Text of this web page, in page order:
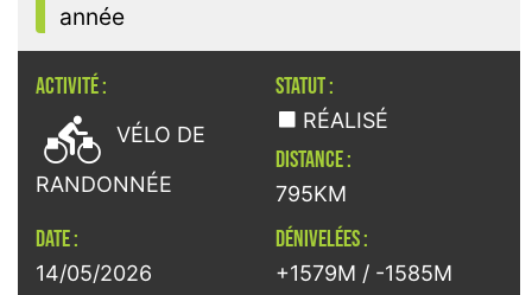
année
ACTIVITÉ :
 VÉLO DE
RANDONNÉE
STATUT :
RÉALISÉ
DISTANCE :
795KM
DATE :
14/05/2026
DÉNIVELÉES :
+1579M / -1585M